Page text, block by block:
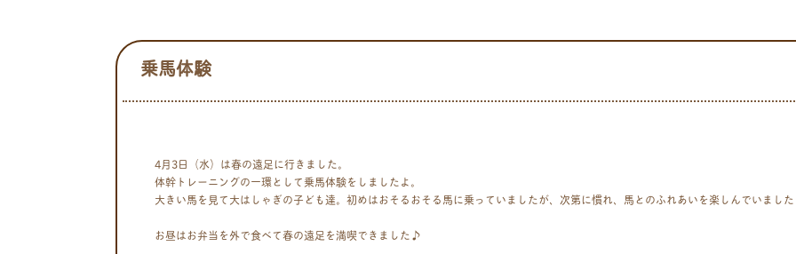
乗馬体験
4月3日（水）は春の遠足に行きました。
体幹トレーニングの一環として乗馬体験をしましたよ。
大きい馬を見て大はしゃぎの子ども達。初めはおそるおそる馬に乗っていましたが、次第に慣れ、馬とのふれあいを楽しんでいまし
お昼はお弁当を外で食べて春の遠足を満喫できました♪